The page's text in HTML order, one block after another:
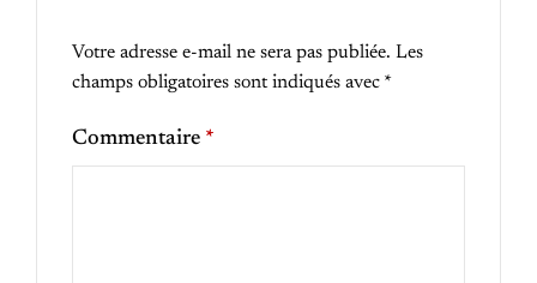
Votre adresse e-mail ne sera pas publiée. Les
champs obligatoires sont indiqués avec *
Commentaire *